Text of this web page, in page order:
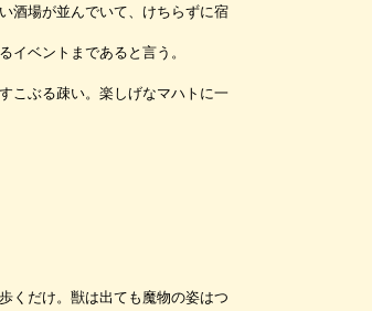
酒場が並んでいて、けちらずに宿
イベントまであると言う。
こぶる疎い。楽しげなマハトに一
くだけ。獣は出ても魔物の姿はつ